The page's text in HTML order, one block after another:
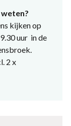
kijken op
uur in de
2 x